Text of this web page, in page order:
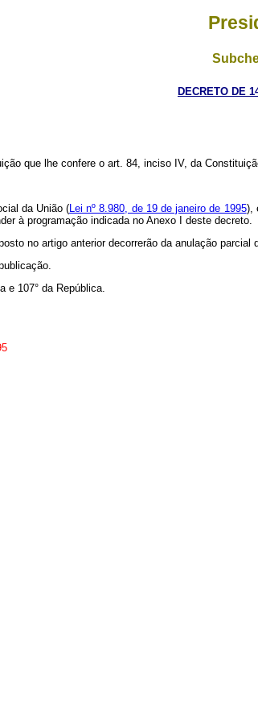
DECRETO DE
que lhe confere o art. 84, inciso IV, da
da União (Lei nº 8.980, de 19 de janeiro de 1995),
à programação indicada no Anexo I deste decreto.
no artigo anterior decorrerão da anulação
e 107° da República.